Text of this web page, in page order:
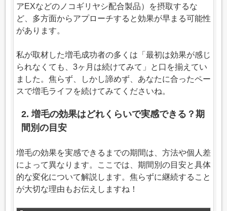
アEXなどのノコギリヤシ配合製品）を摂取するな
ど、多方面からアプローチすると効果が早まる可能性
があります。
私が取材した増毛成功者の多くは「最初は効果が感じ
られなくても、3ヶ月は続けてみて」と口を揃えてい
ました。焦らず、しかし諦めず、あなたに合ったペー
スで増毛ライフを続けてみてくださいね。
2. 増毛の効果はどれくらいで実感できる？期
間別の目安
増毛の効果を実感できるまでの期間は、方法や個人差
によって異なります。ここでは、期間別の目安と具体
的な変化について解説します。焦らずに継続すること
が大切な理由もお伝えしますね！